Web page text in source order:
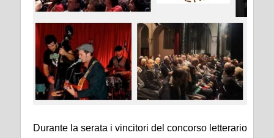
Durante la serata i vincitori del concorso letterario